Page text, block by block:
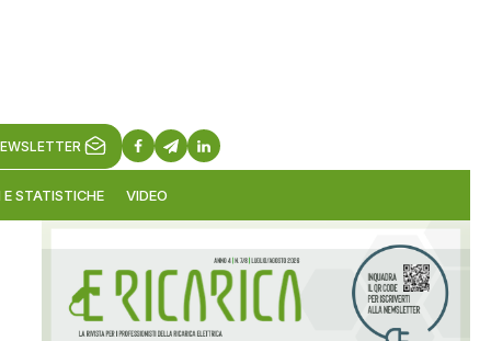
E STATISTICHE VIDEO